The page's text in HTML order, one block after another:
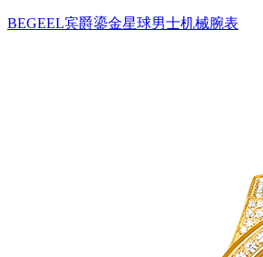
BEGEEL宾爵鎏金星球男士机械腕表